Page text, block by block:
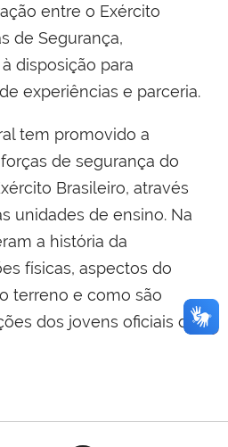
entre o Exército
de Segurança,
disposição para
experiências e parceria.
tem promovido a
de segurança do
Brasileiro, através
unidades de ensino. Na
a história da
físicas, aspectos do
terreno e como são
dos jovens oficiais do